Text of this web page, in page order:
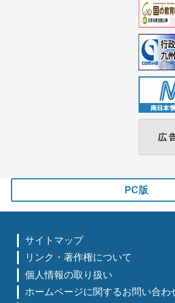
PC版
サイトマップ
リンク・著作権について
個人情報の取り扱い
ホームページに関するお問い合わ